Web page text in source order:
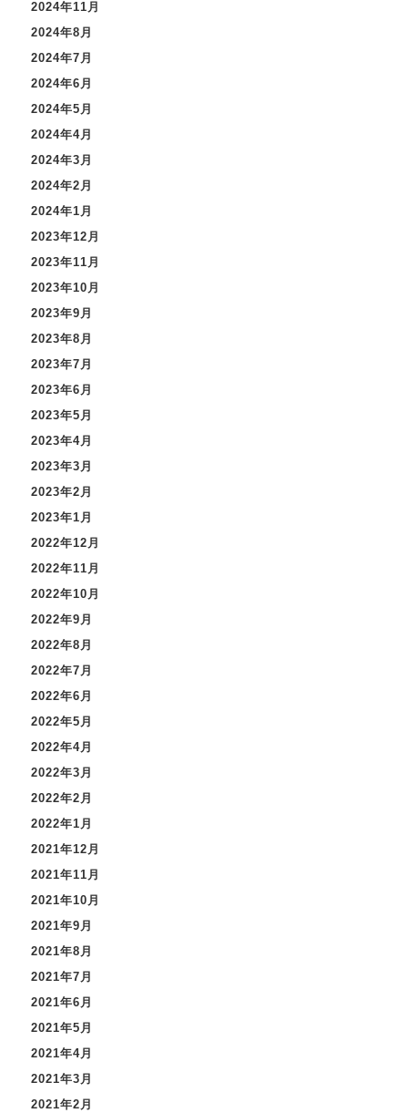
2024年11月
2024年8月
2024年7月
2024年6月
2024年5月
2024年4月
2024年3月
2024年2月
2024年1月
2023年12月
2023年11月
2023年10月
2023年9月
2023年8月
2023年7月
2023年6月
2023年5月
2023年4月
2023年3月
2023年2月
2023年1月
2022年12月
2022年11月
2022年10月
2022年9月
2022年8月
2022年7月
2022年6月
2022年5月
2022年4月
2022年3月
2022年2月
2022年1月
2021年12月
2021年11月
2021年10月
2021年9月
2021年8月
2021年7月
2021年6月
2021年5月
2021年4月
2021年3月
2021年2月